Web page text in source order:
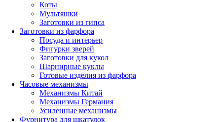
Коты
Мультяшки
Заготовки из гипса
Заготовки из фарфора
Посуда и интерьер
Фигурки зверей
Заготовки для кукол
Шарнирные куклы
Готовые изделия из фарфора
Часовые механизмы
Механизмы Китай
Механизмы Германия
Усиленные механизмы
Фурнитура для шкатулок